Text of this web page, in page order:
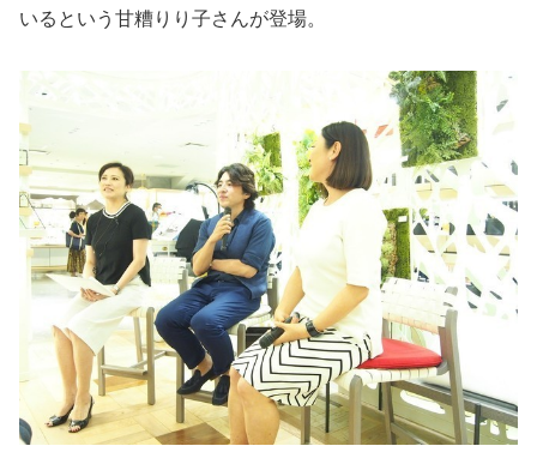
いるという甘糟りり子さんが登場。